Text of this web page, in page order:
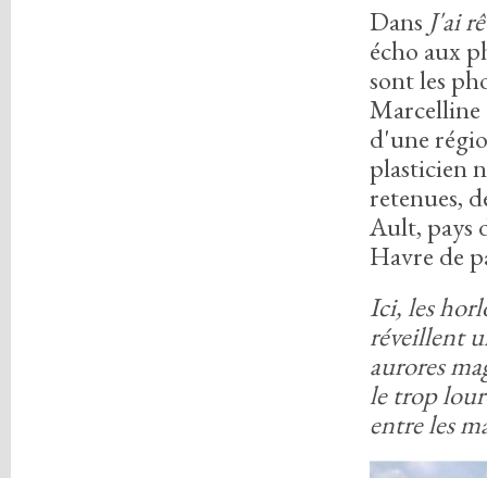
Dans J'ai
écho aux
sont les
Marcelline
d'une
plasticien
retenues,
Ault, pays
Havre de
Ici,les
réveillent
aurores
le trop
entre les